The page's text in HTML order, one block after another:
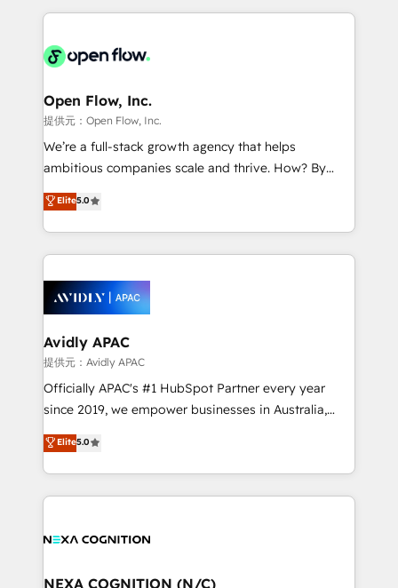
things are happening.
most effective way, while at the same time
integrated buyers journey. Elixir is located in
and Amsterdam. Elixir is a first mover and leader
when it comes to HubSpot sales and service
implementations, highly renowned for our business
acumen, process (re-)design experience and a
integrate HubSpot with complex solutions like SAP,
MicroSoft, custom solutions,... Our company also has
Retail execution, CPQ, customer portals and
HubSpot CMS developments. And we're champions
Open Flow, Inc.
提供元：Open Flow, Inc.
We’re a full-stack growth agency that helps
ambitious companies scale and thrive. How? By
upgrading and streamlining every single revenue-
generating aspect of your business. We’re proud
HubSpot Elite Solutions Partners and devout CRM
nerds who can harness HubSpot’s custom digital
experience. Working hand-in-hand with your team,
we’ll assemble a RevOps machine that drives more
traffic, generates better leads and crushes your
revenue goals. We've worked with thousands of
HubSpot customers and we'd love to work with you
too! Clients come to us for: Advanced CRM solutions
HubSpot Data System Migrations between systems
to HubSpot New lead generation strategies Time-
Elite5.0
Avidly APAC
提供元：Avidly APAC
Officially APAC's #1 HubSpot Partner every year
since 2019, we empower businesses in Australia,
New Zealand, and globally to realise their full
potential through enterprise HubSpot CRM
implementation. And we deliver best practice across
the whole HubSpot platform, covering marketing,
all businesses, from start-up to Enterprise, and have
the world. Our human approach to digital
Elite5.0
NEXA COGNITION (N/C)